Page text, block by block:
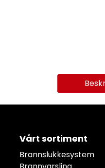
Vårt sortiment
Brannslukkesystem